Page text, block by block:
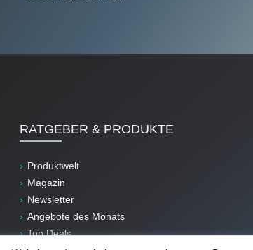
RATGEBER & PRODUKTE
Produktwelt
Magazin
Newsletter
Angebote des Monats
Top Deals